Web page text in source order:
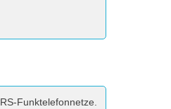
Funktelefonnetze.